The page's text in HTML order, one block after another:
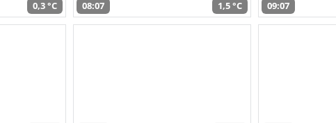
0,3 °C 08:07 1,5 °C 09:07